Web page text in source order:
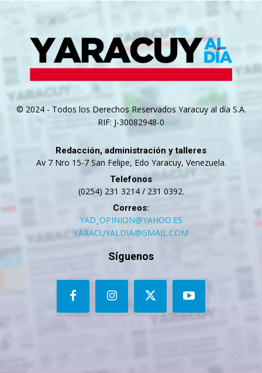
© 2024 - Todos los Derechos Reservados Yaracuy al día S.A.
RIF: J-30082948-0
Redacción, administración y talleres
Av 7 Nro 15-7 San Felipe, Edo Yaracuy, Venezuela.
Telefonos
(0254) 231 3214 / 231 0392.
Correos:
YAD_OPINION@YAHOO.ES
YARACUYALDIA@GMAIL.COM
Síguenos